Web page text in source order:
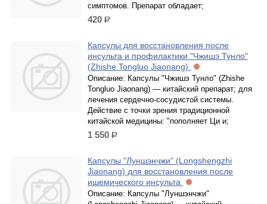
симптомов. Препарат обладает;
420 р.
Капсулы для восстановления после
инсульта и профилактики "Чжишэ Тунло"
(Zhishe Tongluo Jiaonang)
Описание: Капсулы "Чжишэ Тунло" (Zhishe
Tongluo Jiaonang) — китайский препарат; для
лечения сердечно-сосудистой системы.
Действие с точки зрения традиционной
китайской медицины: "пополняет Ци и;
1 550 р.
Капсулы "Луншэнчжи" (Longshengzhi
Jiaonang) для восстановления после
ишемического инсульта
Описание: Капсулы "Луншэнчжи"